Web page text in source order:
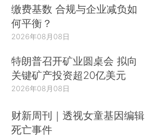
缴费基数 合规与企业减负如
何平衡？
2026年08月08日
特朗普召开矿业圆桌会 拟向
关键矿产投资超20亿美元
2026年08月08日
财新周刊｜透视女童基因编辑
死亡事件